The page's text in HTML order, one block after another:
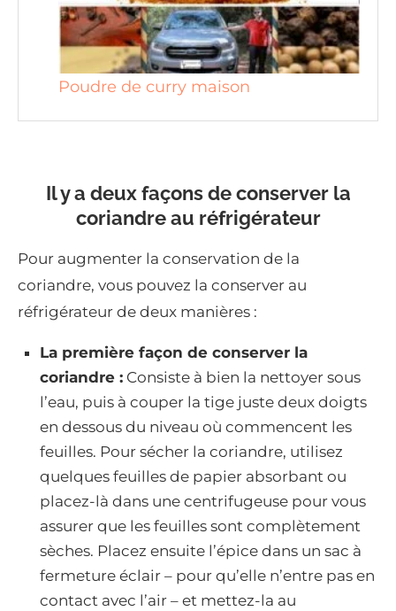
Poudre de curry maison
Il y a deux façons de conserver la
coriandre au réfrigérateur
Pour augmenter la conservation de la
coriandre, vous pouvez la conserver au
réfrigérateur de deux manières :
La première façon de conserver la
coriandre : Consiste à bien la nettoyer sous
l’eau, puis à couper la tige juste deux doigts
en dessous du niveau où commencent les
feuilles. Pour sécher la coriandre, utilisez
quelques feuilles de papier absorbant ou
placez-là dans une centrifugeuse pour vous
assurer que les feuilles sont complètement
sèches. Placez ensuite l’épice dans un sac à
fermeture éclair – pour qu’elle n’entre pas en
contact avec l’air – et mettez-la au